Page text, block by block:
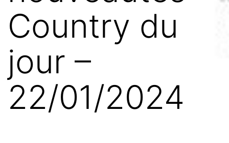
Country du
jour –
22/01/2024